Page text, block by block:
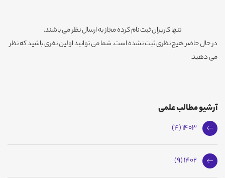
تنها کاربران ثبت نام کرده مجاز به ارسال نظر می باشند.
در حال حاضر هیچ نظری ثبت نشده است. شما می توانید اولین نفری باشید که نظر
می دهید.
آرشیو مطالب علمی
1403 (4)
1402 (9)